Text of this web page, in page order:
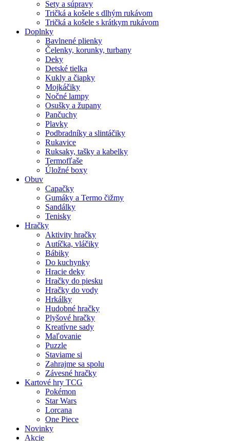
Sety a súpravy
Tričká a košele s dlhým rukávom
Tričká a košele s krátkym rukávom
Doplnky
Bavlnené plienky
Čelenky, korunky, turbany
Deky
Detské tielka
Kukly a čiapky
Mojkáčiky
Nočné lampy
Osušky a župany
Pančuchy
Plavky
Podbradníky a slintáčiky
Rukavice
Ruksaky, tašky a kabelky
Termofľaše
Úložné boxy
Obuv
Capačky
Gumáky a Termo čižmy
Sandálky
Tenisky
Hračky
Aktivity hračky
Autíčka, vláčiky
Bábiky
Do kuchynky
Hracie deky
Hračky do piesku
Hračky do vody
Hrkálky
Hudobné hračky
Plyšové hračky
Kreatívne sady
Maľovanie
Puzzle
Staviame si
Zahrajme sa spolu
Závesné hračky
Kartové hry TCG
Pokémon
Star Wars
Lorcana
One Piece
Novinky
Akcie